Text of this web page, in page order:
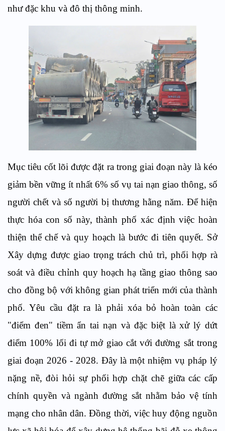
như đặc khu và đô thị thông minh.
Mục tiêu cốt lõi được đặt ra trong giai đoạn này là kéo
giảm bền vững ít nhất 6% số vụ tai nạn giao thông, số
người chết và số người bị thương hằng năm. Để hiện
thực hóa con số này, thành phố xác định việc hoàn
thiện thể chế và quy hoạch là bước đi tiên quyết. Sở
Xây dựng được giao trọng trách chủ trì, phối hợp rà
soát và điều chỉnh quy hoạch hạ tầng giao thông sao
cho đồng bộ với không gian phát triển mới của thành
phố. Yêu cầu đặt ra là phải xóa bỏ hoàn toàn các
"điểm đen" tiềm ẩn tai nạn và đặc biệt là xử lý dứt
điểm 100% lối đi tự mở giao cắt với đường sắt trong
giai đoạn 2026 - 2028. Đây là một nhiệm vụ pháp lý
nặng nề, đòi hỏi sự phối hợp chặt chẽ giữa các cấp
chính quyền và ngành đường sắt nhằm bảo vệ tính
mạng cho nhân dân. Đồng thời, việc huy động nguồn